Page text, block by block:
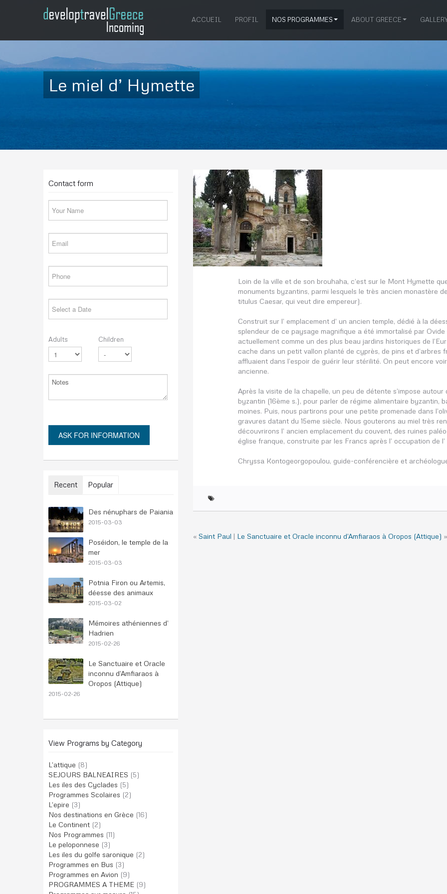
ACCUEIL PROFIL NOS PROGRAMMES ABOUT GREECE
Le miel d’ Hymette
Contact form
Adults Children
ASK FOR INFORMATION
Recent Popular
Des nénuphars de Paiania
2015-03-03
Poséidon, le temple de la
mer
2015-03-03
Potnia Firon ou Artemis,
déesse des animaux
2015-03-02
Mémoires athéniennes d’
Hadrien
2015-02-26
Le Sanctuaire et Oracle
inconnu d’Amfiaraos à
Oropos (Attique)
2015-02-26
View Programs by Category
L’attique (8)
SEJOURS BALNEAIRES (5)
Les iles des Cyclades (5)
Programmes Scolaires (2)
L’epire (3)
Nos destinations en Grèce (16)
Le Continent (2)
Nos Programmes (11)
Le peloponnese (3)
Les iles du golfe saronique (2)
Programmes en Bus (3)
Programmes en Avion (9)
PROGRAMMES A THEME (9)
Loin de la ville et de son brouhaha, c’est sur le Mont Hymette
monuments byzantins, parmi lesquels le très ancien monastère
titulus Caesar, qui veut dire empereur).
Construit sur l’ emplacement d’ un ancien temple, dédié à la
splendeur de ce paysage magnifique a été immortalisé par
actuellement comme un des plus beau jardins historiques de
cache dans un petit vallon planté de cyprès, de pins et d’arbres
affluaient dans l’espoir de guérir leur stérilité. On peut encore
ancienne.
Après la visite de la chapelle, un peu de détente s’impose
byzantin (16ème s.), pour parler de régime alimentaire byzantin,
moines. Puis, nous partirons pour une petite promenade dans
gravures datant du 15eme siècle. Nous gouterons au miel très
découvrirons l’ ancien emplacement du couvent, des ruines
église franque, construite par les Francs après l’ occupation de
Chryssa Kontogeorgopoulou, guide-conférencière et
« Saint Paul | Le Sanctuaire et Oracle inconnu d’Amfiaraos à Oropos (Attique) »